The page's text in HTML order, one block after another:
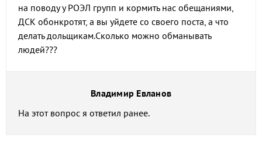
на поводу у РОЭЛ групп и кормить нас обещаниями,
ДСК обонкротят, а вы уйдете со своего поста, а что
делать дольщикам.Сколько можно обманывать
людей???
Владимир Евланов
На этот вопрос я ответил ранее.